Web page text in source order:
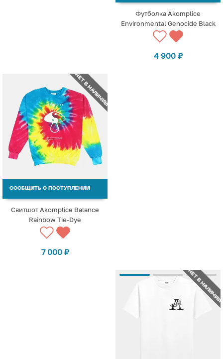
Футболка Akomplice
Environmental Genocide Black
4 900 ₽
НЕТ В НАЛИЧИИ
СООБЩИТЬ О ПОСТУПЛЕНИИ
Свитшот Akomplice Balance
Rainbow Tie-Dye
7 000 ₽
НЕТ В НАЛИЧИИ